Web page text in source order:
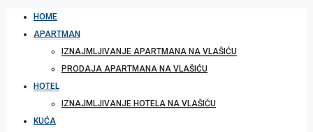
HOME
APARTMAN
IZNAJMLJIVANJE APARTMANA NA VLAŠIĆU
PRODAJA APARTMANA NA VLAŠIĆU
HOTEL
IZNAJMLJIVANJE HOTELA NA VLAŠIĆU
KUĆA